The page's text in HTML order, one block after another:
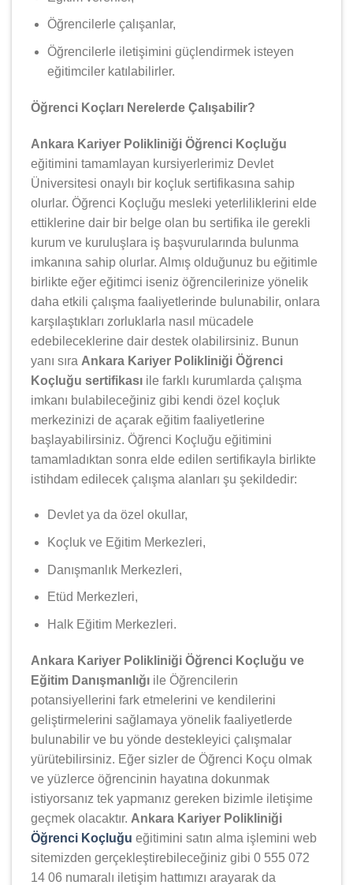
Öğrencilerle çalışanlar,
Öğrencilerle iletişimini güçlendirmek isteyen
eğitimciler katılabilirler.
Öğrenci Koçları Nerelerde Çalışabilir?
Ankara Kariyer Polikliniği Öğrenci Koçluğu
eğitimini tamamlayan kursiyerlerimiz Devlet
Üniversitesi onaylı bir koçluk sertifikasına sahip
olurlar. Öğrenci Koçluğu mesleki yeterliliklerini elde
ettiklerine dair bir belge olan bu sertifika ile gerekli
kurum ve kuruluşlara iş başvurularında bulunma
imkanına sahip olurlar. Almış olduğunuz bu eğitimle
birlikte eğer eğitimci iseniz öğrencilerinize yönelik
daha etkili çalışma faaliyetlerinde bulunabilir, onlara
karşılaştıkları zorluklarla nasıl mücadele
edebileceklerine dair destek olabilirsiniz. Bunun
yanı sıra Ankara Kariyer Polikliniği Öğrenci
Koçluğu sertifikası ile farklı kurumlarda çalışma
imkanı bulabileceğiniz gibi kendi özel koçluk
merkezinizi de açarak eğitim faaliyetlerine
başlayabilirsiniz. Öğrenci Koçluğu eğitimini
tamamladıktan sonra elde edilen sertifikayla birlikte
istihdam edilecek çalışma alanları şu şekildedir:
Devlet ya da özel okullar,
Koçluk ve Eğitim Merkezleri,
Danışmanlık Merkezleri,
Etüd Merkezleri,
Halk Eğitim Merkezleri.
Ankara Kariyer Polikliniği Öğrenci Koçluğu ve
Eğitim Danışmanlığı ile Öğrencilerin
potansiyellerini fark etmelerini ve kendilerini
geliştirmelerini sağlamaya yönelik faaliyetlerde
bulunabilir ve bu yönde destekleyici çalışmalar
yürütebilirsiniz. Eğer sizler de Öğrenci Koçu olmak
ve yüzlerce öğrencinin hayatına dokunmak
istiyorsanız tek yapmanız gereken bizimle iletişime
geçmek olacaktır. Ankara Kariyer Polikliniği
Öğrenci Koçluğu eğitimini satın alma işlemini web
sitemizden gerçekleştirebileceğiniz gibi 0 555 072
14 06 numaralı iletişim hattımızı arayarak da